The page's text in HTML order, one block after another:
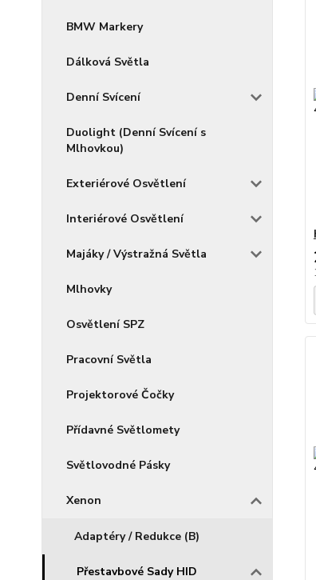
BMW Markery
Dálková Světla
Denní Svícení
Duolight (Denní Svícení s
Mlhovkou)
Exteriérové Osvětlení
Interiérové Osvětlení
Majáky / Výstražná Světla
Mlhovky
Osvětlení SPZ
Pracovní Světla
Projektorové Čočky
Přídavné Světlomety
Světlovodné Pásky
Xenon
Adaptéry / Redukce (B)
Přestavbové Sady HID